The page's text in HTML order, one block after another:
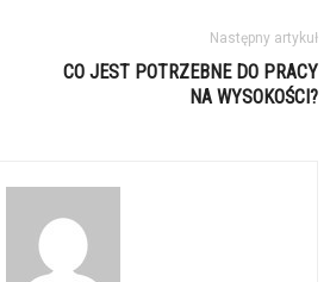
Następny artykuł
CO JEST POTRZEBNE DO PRACY
NA WYSOKOŚCI?